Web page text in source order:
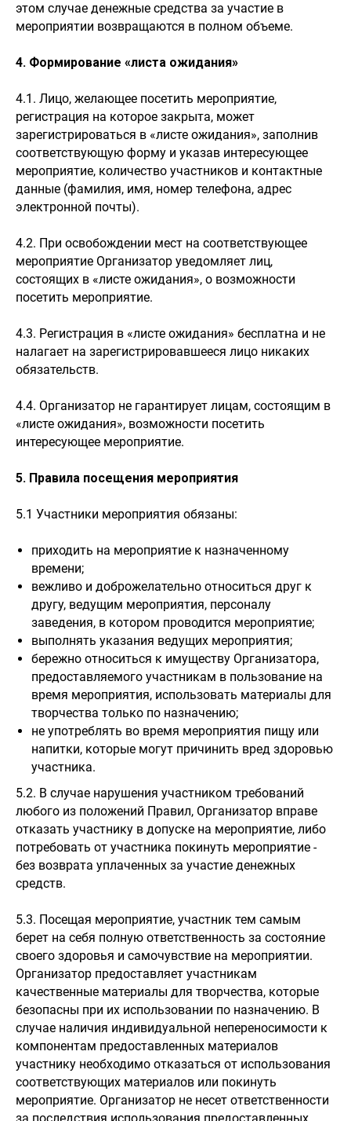
этом случае денежные средства за участие в
мероприятии возвращаются в полном объеме.
4. Формирование «листа ожидания»
4.1. Лицо, желающее посетить мероприятие,
регистрация на которое закрыта, может
зарегистрироваться в «листе ожидания», заполнив
соответствующую форму и указав интересующее
мероприятие, количество участников и контактные
данные (фамилия, имя, номер телефона, адрес
электронной почты).
4.2. При освобождении мест на соответствующее
мероприятие Организатор уведомляет лиц,
состоящих в «листе ожидания», о возможности
посетить мероприятие.
4.3. Регистрация в «листе ожидания» бесплатна и не
налагает на зарегистрировавшееся лицо никаких
обязательств.
4.4. Организатор не гарантирует лицам, состоящим в
«листе ожидания», возможности посетить
интересующее мероприятие.
5. Правила посещения мероприятия
5.1 Участники мероприятия обязаны:
приходить на мероприятие к назначенному
времени;
вежливо и доброжелательно относиться друг к
другу, ведущим мероприятия, персоналу
заведения, в котором проводится мероприятие;
выполнять указания ведущих мероприятия;
бережно относиться к имуществу Организатора,
предоставляемого участникам в пользование на
время мероприятия, использовать материалы для
творчества только по назначению;
не употреблять во время мероприятия пищу или
напитки, которые могут причинить вред здоровью
участника.
5.2. В случае нарушения участником требований
любого из положений Правил, Организатор вправе
отказать участнику в допуске на мероприятие, либо
потребовать от участника покинуть мероприятие -
без возврата уплаченных за участие денежных
средств.
5.3. Посещая мероприятие, участник тем самым
берет на себя полную ответственность за состояние
своего здоровья и самочувствие на мероприятии.
Организатор предоставляет участникам
качественные материалы для творчества, которые
безопасны при их использовании по назначению. В
случае наличия индивидуальной непереносимости к
компонентам предоставленных материалов
участнику необходимо отказаться от использования
соответствующих материалов или покинуть
мероприятие. Организатор не несет ответственности